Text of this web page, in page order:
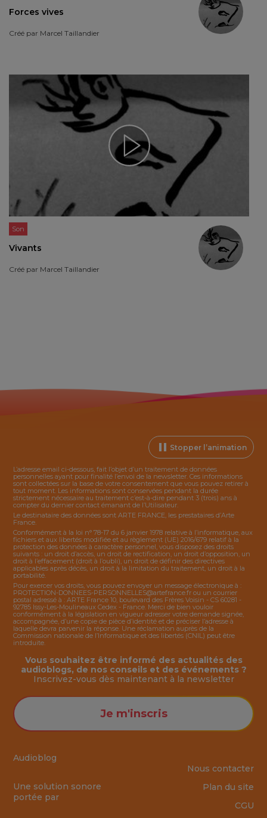
Forces vives
Créé par Marcel Taillandier
Son
Vivants
Créé par Marcel Taillandier
Stopper l’animation
L’adresse email ci-dessous, fait l’objet d’un traitement de données
personnelles ayant pour finalité l’envoi de la newsletter. Ces informations
sont collectées sur la base de votre consentement que vous pouvez retirer à
tout moment. Les informations sont conservées pendant la durée
strictement nécessaire au traitement c’est-à-dire pendant 3 (trois) ans à
compter du dernier contact émanant de l’Utilisateur.
Le destinataire des données sont ARTE FRANCE, les prestataires d’Arte
France.
Conformément à la loi n° 78-17 du 6 janvier 1978 relative à l’informatique, aux
fichiers et aux libertés modifiée et au règlement (UE) 2016/679 relatif à la
protection des données à caractère personnel, vous disposez des droits
suivants : un droit d’accès, un droit de rectification, un droit d’opposition, un
droit à l’effacement (droit à l’oubli), un droit de définir des directives
applicables après décès, un droit à la limitation du traitement, un droit à la
portabilité.
Pour exercer vos droits, vous pouvez envoyer un message électronique à :
PROTECTION-DONNEES-PERSONNELLES@artefrance.fr ou un courrier
postal adressé à : ARTE France 10, boulevard des Frères Voisin - CS 60281 -
92785 Issy-Les-Moulineaux Cedex - France. Merci de bien vouloir
conformément à la législation en vigueur adresser votre demande signée,
accompagnée, d’une copie de pièce d’identité et de préciser l’adresse à
laquelle devra parvenir la réponse. Une réclamation auprès de la
Commission nationale de l’Informatique et des libertés (CNIL) peut être
introduite.
Audioblog
Une solution sonore
portée par
Vous souhaitez être informé des actualités des
audioblogs, de nos conseils et des événements ?
Inscrivez-vous dès maintenant à la newsletter
Je m'inscris
Nous contacter
Plan du site
CGU